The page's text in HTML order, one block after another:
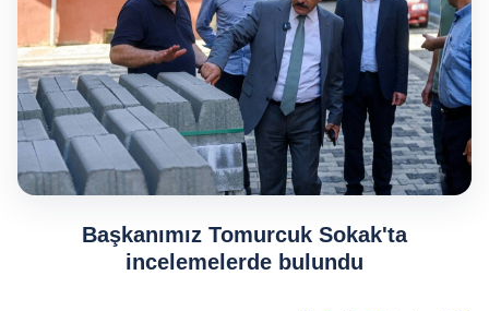
Başkanımız Tomurcuk Sokak'ta
incelemelerde bulundu